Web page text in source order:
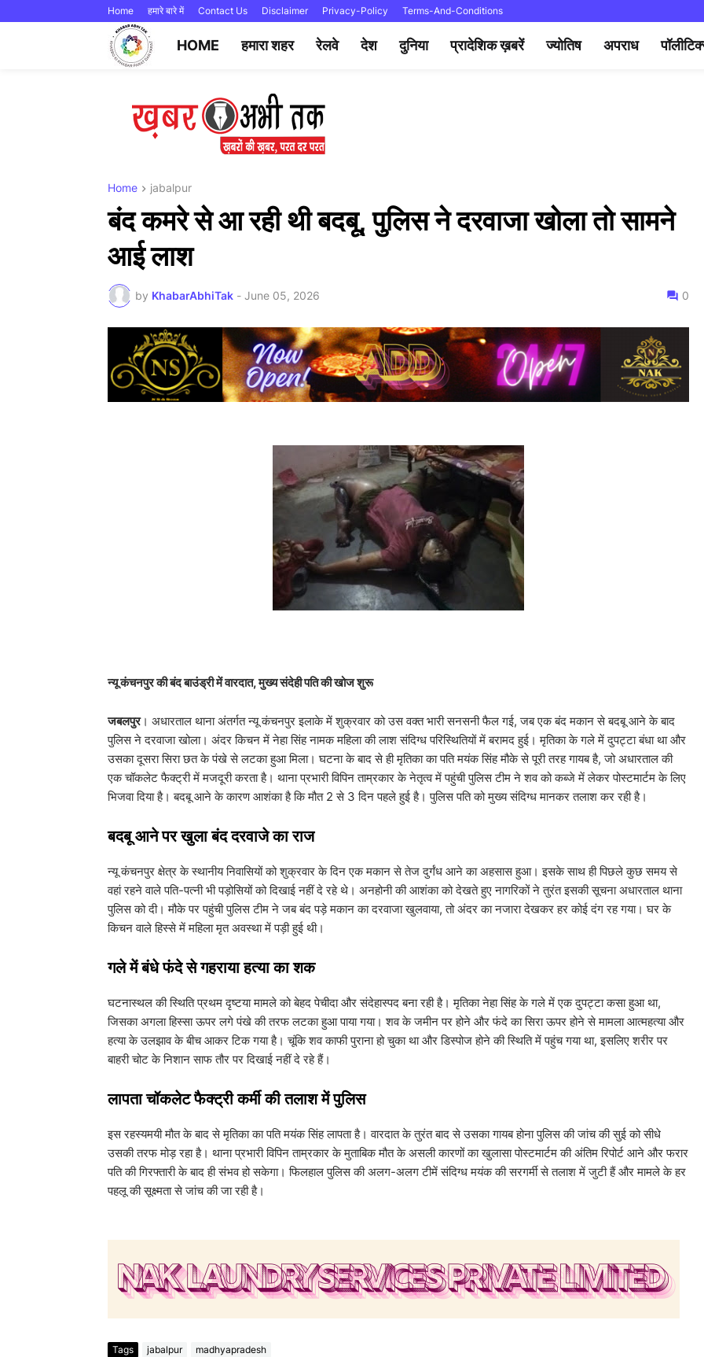
Home हमारे बारे में Contact Us Disclaimer Privacy-Policy Terms-And-Conditions
HOME हमारा शहर रेलवे देश दुनिया प्रादेशिक ख़बरें ज्योतिष अपराध
Home jabalpur
बंद कमरे से आ रही थी बदबू, पुलिस ने दरवाजा खोला तो सामने
आई लाश
by KhabarAbhiTak - June 05, 2026 0
न्यू कंचनपुर की बंद बाउंड्री में वारदात, मुख्य संदेही पति की खोज शुरू
जबलपुर। अधारताल थाना अंतर्गत न्यू कंचनपुर इलाके में शुक्रवार को उस वक्त भारी सनसनी फैल गई, जब एक बंद मकान से बदबू आने के बाद
पुलिस ने दरवाजा खोला। अंदर किचन में नेहा सिंह नामक महिला की लाश संदिग्ध परिस्थितियों में बरामद हुई। मृतिका के गले में दुपट्टा बंधा था और
उसका दूसरा सिरा छत के पंखे से लटका हुआ मिला। घटना के बाद से ही मृतिका का पति मयंक सिंह मौके से पूरी तरह गायब है, जो अधारताल की
एक चॉकलेट फैक्ट्री में मजदूरी करता है। थाना प्रभारी विपिन ताम्रकार के नेतृत्व में पहुंची पुलिस टीम ने शव को कब्जे में लेकर पोस्टमार्टम के लिए
भिजवा दिया है। बदबू आने के कारण आशंका है कि मौत 2 से 3 दिन पहले हुई है। पुलिस पति को मुख्य संदिग्ध मानकर तलाश कर रही है।
​बदबू आने पर खुला बंद दरवाजे का राज
​न्यू कंचनपुर क्षेत्र के स्थानीय निवासियों को शुक्रवार के दिन एक मकान से तेज दुर्गंध आने का अहसास हुआ। इसके साथ ही पिछले कुछ समय से
वहां रहने वाले पति-पत्नी भी पड़ोसियों को दिखाई नहीं दे रहे थे। अनहोनी की आशंका को देखते हुए नागरिकों ने तुरंत इसकी सूचना अधारताल थाना
पुलिस को दी। मौके पर पहुंची पुलिस टीम ने जब बंद पड़े मकान का दरवाजा खुलवाया, तो अंदर का नजारा देखकर हर कोई दंग रह गया। घर के
किचन वाले हिस्से में महिला मृत अवस्था में पड़ी हुई थी।
​गले में बंधे फंदे से गहराया हत्या का शक
​घटनास्थल की स्थिति प्रथम दृष्टया मामले को बेहद पेचीदा और संदेहास्पद बना रही है। मृतिका नेहा सिंह के गले में एक दुपट्टा कसा हुआ था,
जिसका अगला हिस्सा ऊपर लगे पंखे की तरफ लटका हुआ पाया गया। शव के जमीन पर होने और फंदे का सिरा ऊपर होने से मामला आत्महत्या और
हत्या के उलझाव के बीच आकर टिक गया है। चूंकि शव काफी पुराना हो चुका था और डिस्पोज होने की स्थिति में पहुंच गया था, इसलिए शरीर पर
बाहरी चोट के निशान साफ तौर पर दिखाई नहीं दे रहे हैं।
​लापता चॉकलेट फैक्ट्री कर्मी की तलाश में पुलिस
​इस रहस्यमयी मौत के बाद से मृतिका का पति मयंक सिंह लापता है। वारदात के तुरंत बाद से उसका गायब होना पुलिस की जांच की सुई को सीधे
उसकी तरफ मोड़ रहा है। थाना प्रभारी विपिन ताम्रकार के मुताबिक मौत के असली कारणों का खुलासा पोस्टमार्टम की अंतिम रिपोर्ट आने और फरार
पति की गिरफ्तारी के बाद ही संभव हो सकेगा। फिलहाल पुलिस की अलग-अलग टीमें संदिग्ध मयंक की सरगर्मी से तलाश में जुटी हैं और मामले के हर
पहलू की सूक्ष्मता से जांच की जा रही है।
Tags jabalpur madhyapradesh